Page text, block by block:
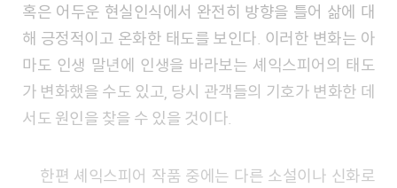
혹은 어두운 현실인식에서 완전히 방향을 틀어 삶에 대
해 긍정적이고 온화한 태도를 보인다. 이러한 변화는 아
마도 인생 말년에 인생을 바라보는 셰익스피어의 태도
가 변화했을 수도 있고, 당시 관객들의 기호가 변화한 데
서도 원인을 찾을 수 있을 것이다.
한편 셰익스피어 작품 중에는 다른 소설이나 신화로